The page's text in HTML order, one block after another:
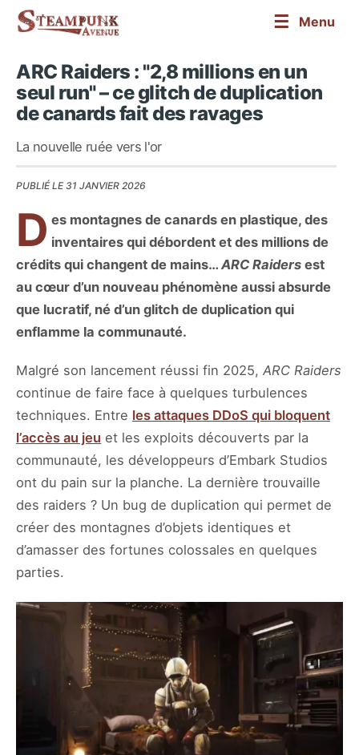
☰ Menu
ARC Raiders : "2,8 millions en un
seul run" – ce glitch de duplication
de canards fait des ravages
La nouvelle ruée vers l'or
PUBLIÉ LE 31 JANVIER 2026
D es montagnes de canards en plastique, des
inventaires qui débordent et des millions de
crédits qui changent de mains… ARC Raiders est
au cœur d’un nouveau phénomène aussi absurde
que lucratif, né d’un glitch de duplication qui
enflamme la communauté.
Malgré son lancement réussi fin 2025, ARC Raiders
continue de faire face à quelques turbulences
techniques. Entre les attaques DDoS qui bloquent
l’accès au jeu et les exploits découverts par la
communauté, les développeurs d’Embark Studios
ont du pain sur la planche. La dernière trouvaille
des raiders ? Un bug de duplication qui permet de
créer des montagnes d’objets identiques et
d’amasser des fortunes colossales en quelques
parties.